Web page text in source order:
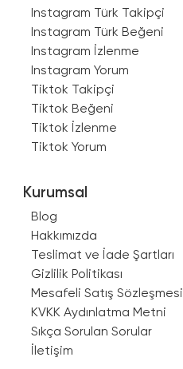
Instagram Türk Takipçi
Instagram Türk Beğeni
Instagram İzlenme
Instagram Yorum
Tiktok Takipçi
Tiktok Beğeni
Tiktok İzlenme
Tiktok Yorum
Kurumsal
Blog
Hakkımızda
Teslimat ve İade Şartları
Gizlilik Politikası
Mesafeli Satış Sözleşmesi
KVKK Aydınlatma Metni
Sıkça Sorulan Sorular
İletişim